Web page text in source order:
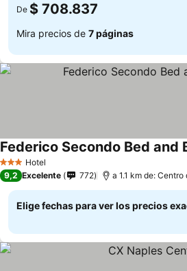
De $ 708.837
Mira precios de 7 páginas
3 Estrellas
Hotel
Federico Secondo Bed and
9,2 Excelente 772 a 1.1 km de:
Elige fechas para ver los precios